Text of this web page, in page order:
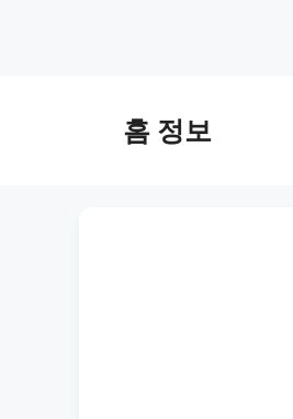
홈 정보